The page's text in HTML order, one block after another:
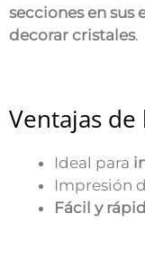
secciones en sus
decorar cristales.
Ventajas
Ideal para
Impresión
Fácil y